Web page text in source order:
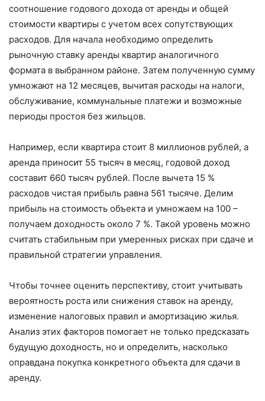
соотношение годового дохода от аренды и общей
стоимости квартиры с учетом всех сопутствующих
расходов. Для начала необходимо определить
рыночную ставку аренды квартир аналогичного
формата в выбранном районе. Затем полученную сумму
умножают на 12 месяцев, вычитая расходы на налоги,
обслуживание, коммунальные платежи и возможные
периоды простоя без жильцов.
Например, если квартира стоит 8 миллионов рублей, а
аренда приносит 55 тысяч в месяц, годовой доход
составит 660 тысяч рублей. После вычета 15 %
расходов чистая прибыль равна 561 тысяче. Делим
прибыль на стоимость объекта и умножаем на 100 –
получаем доходность около 7 %. Такой уровень можно
считать стабильным при умеренных рисках при сдаче и
правильной стратегии управления.
Чтобы точнее оценить перспективу, стоит учитывать
вероятность роста или снижения ставок на аренду,
изменение налоговых правил и амортизацию жилья.
Анализ этих факторов помогает не только предсказать
будущую доходность, но и определить, насколько
оправдана покупка конкретного объекта для сдачи в
аренду.